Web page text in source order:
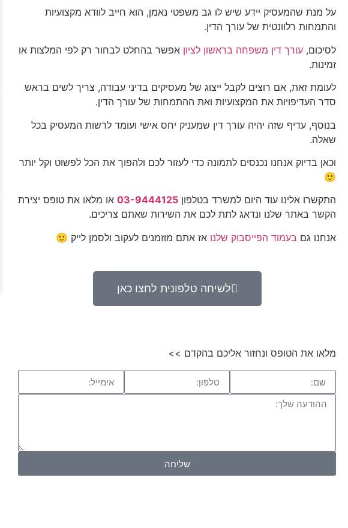
על מנת שהמעסיק יידע שיש לו גב משפטי נאמן, הוא חייב לוודא מקצועיות
והתמחות רלוונטית של עורך הדין.
לסיכום, עורך דין משפחה בראשון לציון אפשר בהחלט לבחור רק לפי המלצות או
זמינות.
לעומת זאת, אם רוצים לקבל ייצוג של מעסיקים בדיני עבודה, צריך לשים בראש
סדר העדיפויות את המקצועיות ואת ההתמחות של עורך הדין.
בנוסף, עדיף שזה יהיה עורך דין שמעניק יחס אישי ועומד לרשות המעסיק בכל
שאלה.
וכאן בדיוק אנחנו נכנסים לתמונה כדי לעזור לכם ולהפוך את הכל לפשוט וקל יותר
🙂
התקשרו אלינו עוד היום למשרד בטלפון 03-9444125 או מלאו את טופס יצירת
הקשר באתר שלנו ונדאג לתת לכם את השירות שאתם צריכים.
אנחנו גם בעמוד הפייסבוק שלנו אז אתם מוזמנים לעקוב ולסמן לייק 🙂
לשיחה טלפונית לחצו כאן
מלאו את הטופס ונחזור אליכם בהקדם >>
שליחה